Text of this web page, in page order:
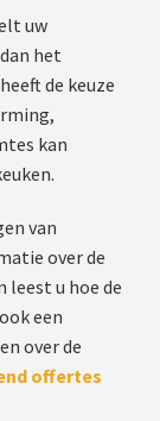
uw
het
de keuze
kan
van
over de
u hoe de
een
over de
offertes